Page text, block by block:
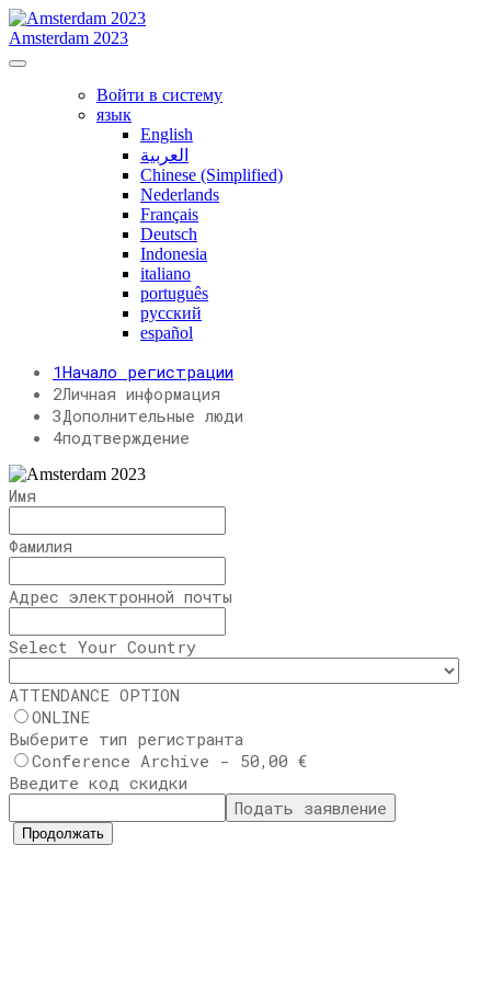
Amsterdam 2023
Войти в систему
язык
English
العربية
Chinese (Simplified)
Nederlands
Français
Deutsch
Indonesia
italiano
português
русский
español
1Начало регистрации
2Личная информация
3Дополнительные люди
4подтверждение
Имя
Фамилия
Адрес электронной почты
Select Your Country
ATTENDANCE OPTION
ONLINE
Выберите тип регистранта
Conference Archive - 50,00 €
Введите код скидки
Подать заявление
Продолжать